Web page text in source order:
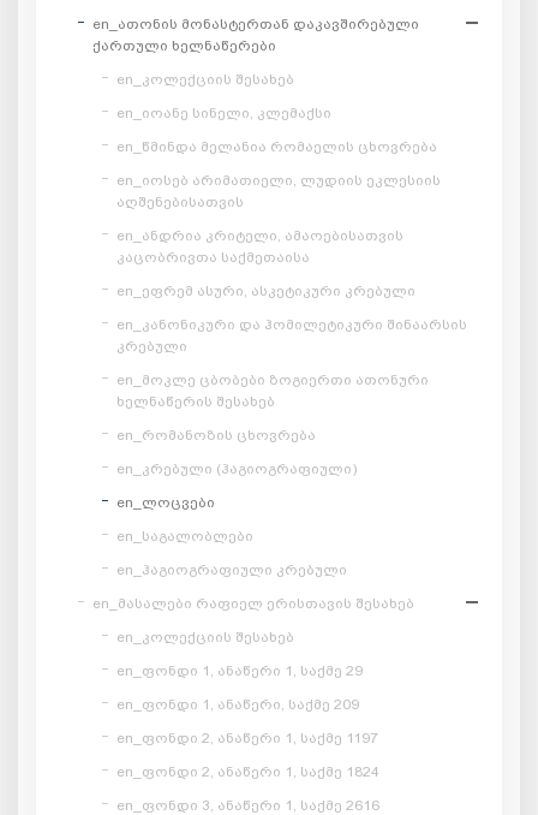
en_ათონის მონასტერთან დაკავშირებული
ქართული ხელნაწერები
en_კოლექციის შესახებ
en_იოანე სინელი, კლემაქსი
en_წმინდა მელანია რომაელის ცხოვრება
en_იოსებ არიმათიელი, ლუდიის ეკლესიის
აღშენებისათვის
en_ანდრია კრიტელი, ამაოებისათვის
კაცობრივთა საქმეთაისა
en_ეფრემ ასური, ასკეტიკური კრებული
en_კანონიკური და ჰომილეტიკური შინაარსის
კრებული
en_მოკლე ცბობები ზოგიერთი ათონური
ხელნაწერის შესახებ
en_რომანოზის ცხოვრება
en_კრებული (ჰაგიოგრაფიული)
en_ლოცვები
en_საგალობლები
en_ჰაგიოგრაფიული კრებული
en_მასალები რაფიელ ერისთავის შესახებ
en_კოლექციის შესახებ
en_ფონდი 1, ანაწერი 1, საქმე 29
en_ფონდი 1, ანაწერი, საქმე 209
en_ფონდი 2, ანაწერი 1, საქმე 1197
en_ფონდი 2, ანაწერი 1, საქმე 1824
en_ფონდი 3, ანაწერი 1, საქმე 2616